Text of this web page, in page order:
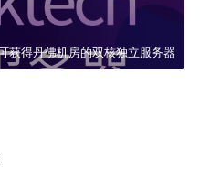
获得丹佛机房的双核独立服务器